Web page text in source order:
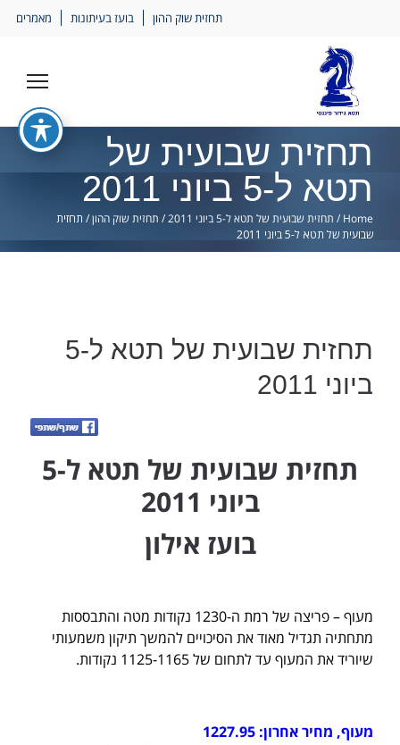
תחזית שוק ההון בועז בעיתונות מאמרים
תחזית שבועית של
תטא ל-5 ביוני 2011
Home
/ תחזית שבועית של תטא ל-5 ביוני 2011 / תחזית שוק ההון/ תחזית
שבועית של תטא ל-5 ביוני 2011
תחזית שבועית של תטא ל-5
ביוני 2011
תחזית שבועית של תטא ל-5
ביוני 2011
בועז אילון
מעוף – פריצה של רמת ה-1230 נקודות מטה והתבססות
מתחתיה תגדיל מאוד את הסיכויים להמשך תיקון משמעותי
שיוריד את המעוף עד לתחום של 1125-1165 נקודות.
מעוף, מחיר אחרון: 1227.95